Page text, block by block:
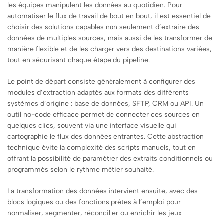
les équipes manipulent les données au quotidien. Pour
automatiser le flux de travail de bout en bout, il est essentiel de
choisir des solutions capables non seulement d’extraire des
données de multiples sources, mais aussi de les transformer de
manière flexible et de les charger vers des destinations variées,
tout en sécurisant chaque étape du pipeline.
Le point de départ consiste généralement à configurer des
modules d’extraction adaptés aux formats des différents
systèmes d’origine : base de données, SFTP, CRM ou API. Un
outil no-code efficace permet de connecter ces sources en
quelques clics, souvent via une interface visuelle qui
cartographie le flux des données entrantes. Cette abstraction
technique évite la complexité des scripts manuels, tout en
offrant la possibilité de paramétrer des extraits conditionnels ou
programmés selon le rythme métier souhaité.
La transformation des données intervient ensuite, avec des
blocs logiques ou des fonctions prêtes à l’emploi pour
normaliser, segmenter, réconcilier ou enrichir les jeux